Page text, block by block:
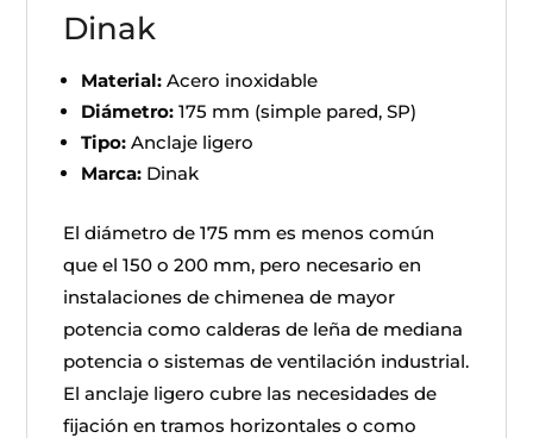
Dinak
Material: Acero inoxidable
Diámetro: 175 mm (simple pared, SP)
Tipo: Anclaje ligero
Marca: Dinak
El diámetro de 175 mm es menos común
que el 150 o 200 mm, pero necesario en
instalaciones de chimenea de mayor
potencia como calderas de leña de mediana
potencia o sistemas de ventilación industrial.
El anclaje ligero cubre las necesidades de
fijación en tramos horizontales o como